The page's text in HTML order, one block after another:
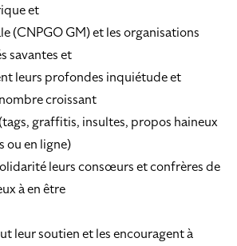
et
(CNPGO GM) et les organisations
savantes et
leurs profondes inquiétude et
croissant
graffitis, insultes, propos haineux
ou en ligne)
leurs consœurs et confrères de
à en être
leur soutien et les encouragent à